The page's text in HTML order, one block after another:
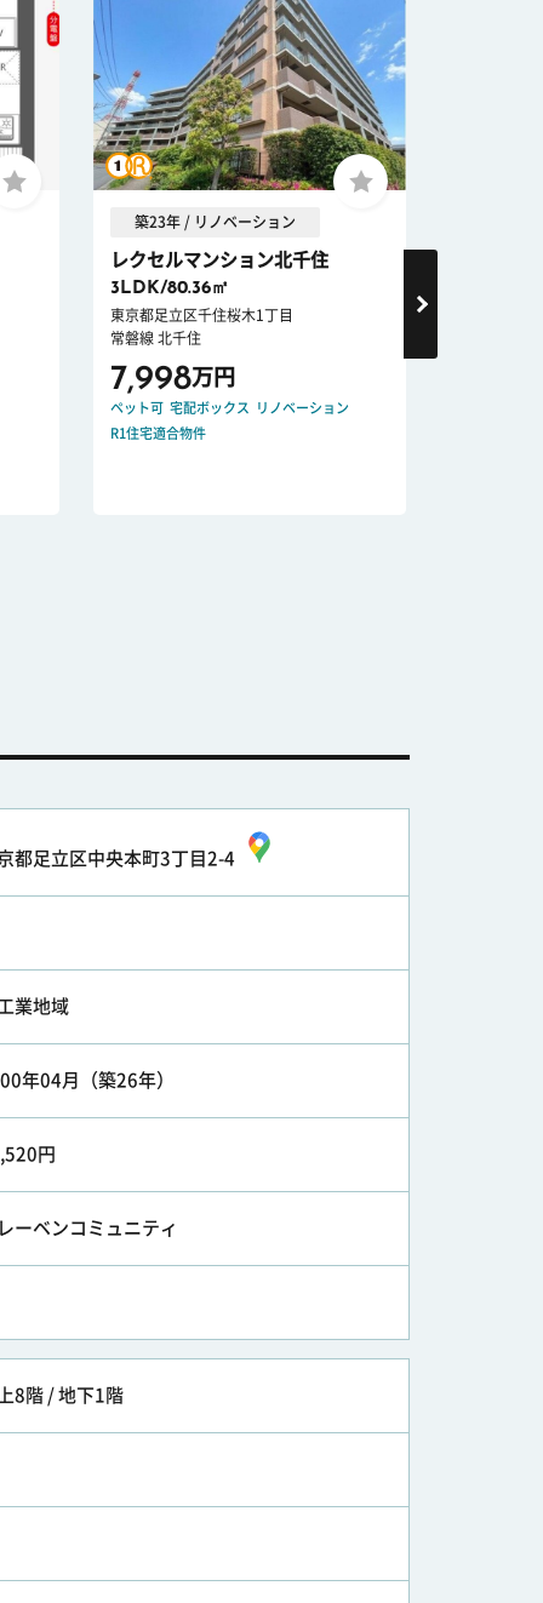
築23年 / リノベーション
レクセルマンション北千住
3LDK/80.36㎡
東京都足立区千住桜木1丁目
常磐線 北千住
7,998万円
ペット可 宅配ボックス
リノベーション
R1住宅適合物件
都足立区中央本町3丁目2-4
業地域
年04月（築26年）
円
ーベンコミュニティ
8階 / 地下1階